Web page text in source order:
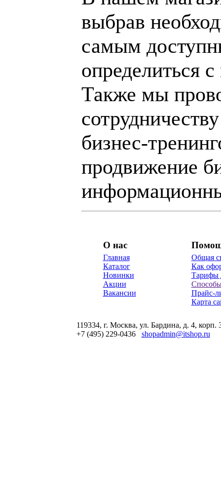
выбрав
самым
определиться
Также мы
бизнес-
продвижение
О нас
Главная
Каталог
Новинки
Акции
Вакансии
Общая
Как
Тарифы
Прайс-
Карта
119334, г. Москва, ул. Бардина, д. 4, корп.
+7 (495) 229-0436 shopadmin@itshop.ru